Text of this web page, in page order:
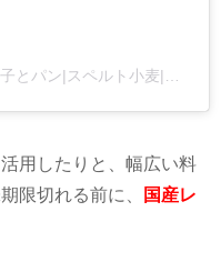
tottuaトゥトゥア 腸がよろこぶお菓子とパン|スペルト小麦|こんにゃくブレッド(@yuko_cleanse_tottua)がシェアした投稿
用したりと、幅広い料
限切れる前に、
国産レ